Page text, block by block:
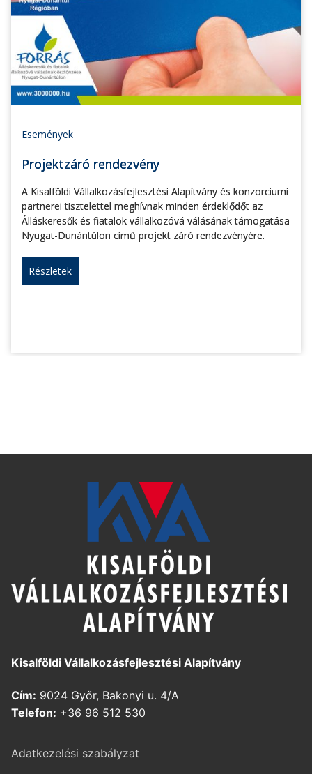
Események
Projektzáró rendezvény
A Kisalföldi Vállalkozásfejlesztési Alapítvány és konzorciumi
partnerei tisztelettel meghívnak minden érdeklődőt az
Álláskeresők és fiatalok vállalkozóvá válásának támogatása
Nyugat-Dunántúlon című projekt záró rendezvényére.
Részletek
Kisalföldi Vállalkozásfejlesztési Alapítvány
Cím: 9024 Győr, Bakonyi u. 4/A
Telefon: +36 96 512 530
Adatkezelési szabályzat